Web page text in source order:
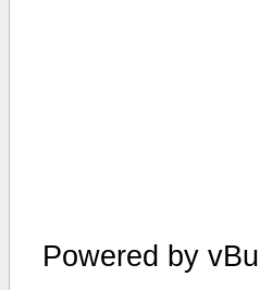
Powered by